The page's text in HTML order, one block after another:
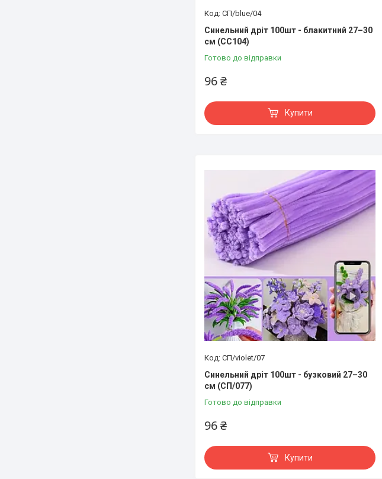
СП/blue/04
Синельний дріт 100шт - блакитний 27–30
см (СС104)
Готово до відправки
96 ₴
Купити
СП/violet/07
Синельний дріт 100шт - бузковий 27–30
см (СП/077)
Готово до відправки
96 ₴
Купити